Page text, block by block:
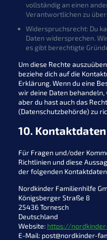
vollständig an einen
Verantwortlichen zu
Widerspruchsrecht: Du
Daten widersprechen.
es gibt berechtigte
Um diese Rechte
beziehe dich auf die
Erklärung. Wenn du eine
wir deine Daten
aber du hast auch das
(Datenschutzbehörde) zu
10. Kontaktdaten
Für Fragen und/oder
Richtlinien und diese
der folgenden
Nordkinder Familienhilfe
Königsberger Straße 8
25436 Tornesch
Deutschland
Website: https://
E-Mail: post@nordkinder-